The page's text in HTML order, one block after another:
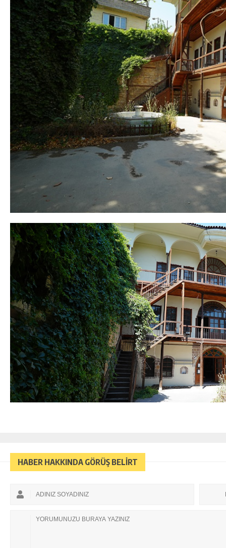
HABER HAKKINDA GÖRÜŞ BELİRT